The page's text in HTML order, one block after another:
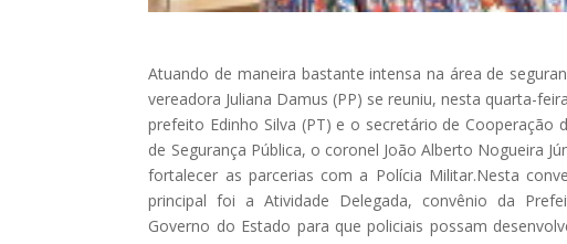
Atuando de maneira bastante intensa na área de
vereadora Juliana Damus (PP) se reuniu, nesta quarta-
prefeito Edinho Silva (PT) e o secretário de Cooperação
de Segurança Pública, o coronel João Alberto Nogueira
fortalecer as parcerias com a Polícia Militar.Nesta
principal foi a Atividade Delegada, convênio da
Governo do Estado para que policiais possam